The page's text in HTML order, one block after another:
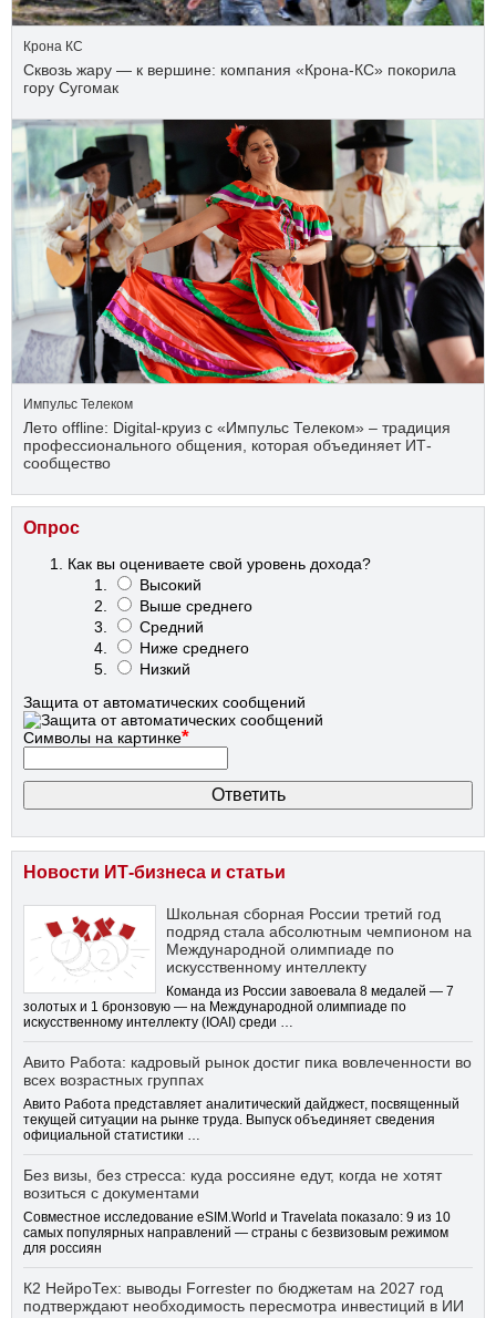
Крона КС
Сквозь жару — к вершине: компания «Крона‑КС» покорила
гору Сугомак
Импульс Телеком
Лето offline: Digital-круиз с «Импульс Телеком» – традиция
профессионального общения, которая объединяет ИТ-
сообщество
Опрос
Как вы оцениваете свой уровень дохода?
Высокий
Выше среднего
Средний
Ниже среднего
Низкий
Защита от автоматических сообщений
Символы на картинке*
Новости ИТ-бизнеса и статьи
Школьная сборная России третий год
подряд стала абсолютным чемпионом на
Международной олимпиаде по
искусственному интеллекту
Команда из России завоевала 8 медалей — 7
золотых и 1 бронзовую — на Международной олимпиаде по
искусственному интеллекту (IOAI) среди …
Авито Работа: кадровый рынок достиг пика вовлеченности во
всех возрастных группах
Авито Работа представляет аналитический дайджест, посвященный
текущей ситуации на рынке труда. Выпуск объединяет сведения
официальной статистики …
Без визы, без стресса: куда россияне едут, когда не хотят
возиться с документами
Совместное исследование eSIM.World и Travelata показало: 9 из 10
самых популярных направлений — страны с безвизовым режимом
для россиян
К2 НейроТех: выводы Forrester по бюджетам на 2027 год
подтверждают необходимость пересмотра инвестиций в ИИ